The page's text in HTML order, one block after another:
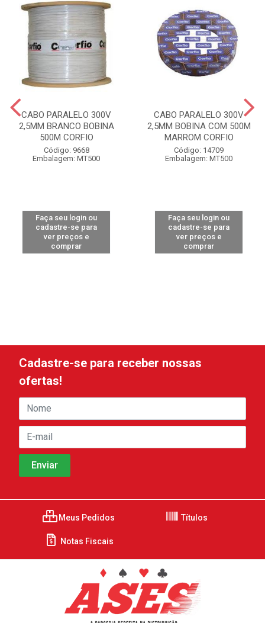
CABO PARALELO 300V
2,5MM BRANCO BOBINA
500M CORFIO
Código: 9668
Embalagem: MT500
Faça seu login ou
cadastre-se para
ver preços e
comprar
CABO PARALELO 300V
2,5MM BOBINA COM 500M
MARROM CORFIO
Código: 14709
Embalagem: MT500
Faça seu login ou
cadastre-se para
ver preços e
comprar
Cadastre-se para receber nossas
ofertas!
Meus Pedidos Títulos
Notas Fiscais